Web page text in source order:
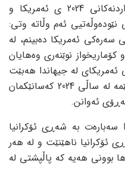
ڕیچارد هاس سەبارەت بە هەڵبژاردنەکانی 2024 ی ئەمریکا و
نێودەوڵەتیی ئەم وڵاتە وتی:
ئەمریکا دەبینم، لە
نوێنەری وەهایان
ئەمریکای لە جیهاندا هەبێت
و ئەگەری ئەوەش لە ئارادایە کە ئێمە لە ساڵی 2024 کەسانێکمان
ئەوانن.
سەبارەت بە شەڕی ئۆکرانیا
ئۆکرانیا ناهێنێت و لە هەر
بوونی هەیە کە پاڵپشتی لە